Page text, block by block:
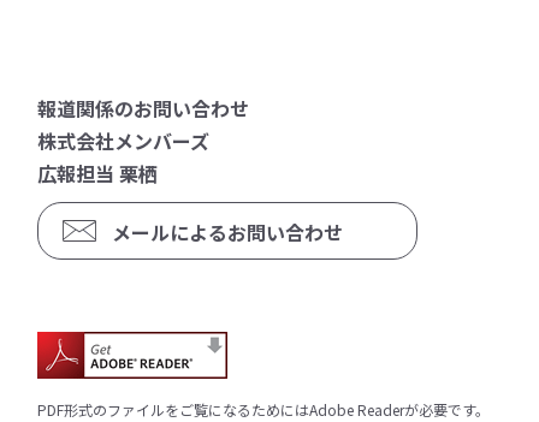
報道関係のお問い合わせ
株式会社メンバーズ
広報担当 栗栖
メールによるお問い合わせ
PDF形式のファイルをご覧になるためにはAdobe Readerが必要です。